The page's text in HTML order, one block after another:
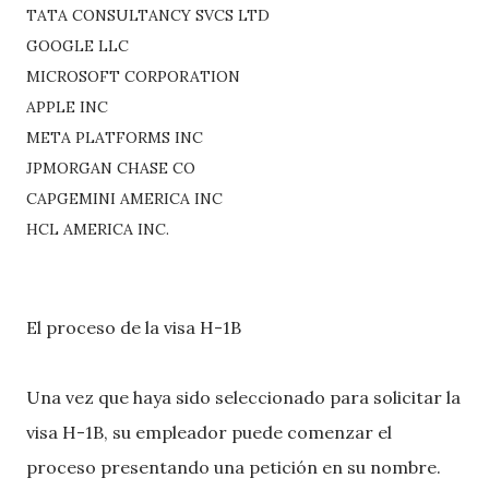
TATA CONSULTANCY SVCS LTD
GOOGLE LLC
MICROSOFT CORPORATION
APPLE INC
META PLATFORMS INC
JPMORGAN CHASE CO
CAPGEMINI AMERICA INC
HCL AMERICA INC.
El proceso de la visa H-1B
Una vez que haya sido seleccionado para solicitar la
visa H-1B, su empleador puede comenzar el
proceso presentando una petición en su nombre.